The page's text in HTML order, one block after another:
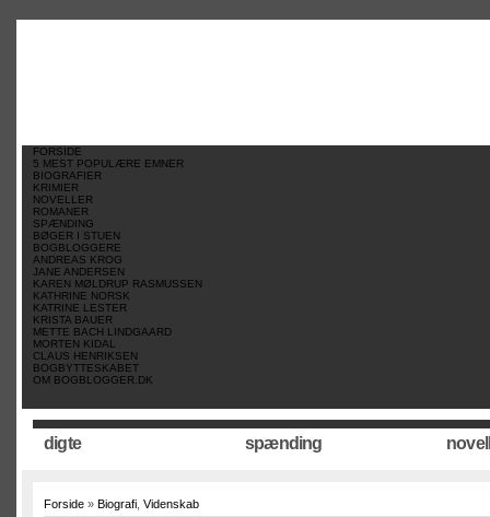
FORSIDE
5 MEST POPULÆRE EMNER
BIOGRAFIER
KRIMIER
NOVELLER
ROMANER
SPÆNDING
BØGER I STUEN
BOGBLOGGERE
ANDREAS KROG
JANE ANDERSEN
KAREN MØLDRUP RASMUSSEN
KATHRINE NORSK
KATRINE LESTER
KRISTA BAUER
METTE BACH LINDGAARD
MORTEN KIDAL
CLAUS HENRIKSEN
BOGBYTTESKABET
OM BOGBLOGGER.DK
digte spænding
Forside » Biografi Videnskab